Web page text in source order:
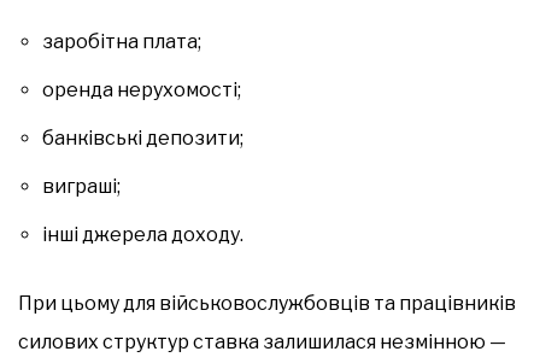
заробітна плата;
оренда нерухомості;
банківські депозити;
виграші;
інші джерела доходу.
При цьому для військовослужбовців та працівників
силових структур ставка залишилася незмінною —